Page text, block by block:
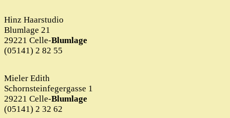
Hinz Haarstudio
Blumlage 21
29221 Celle-Blumlage
(05141) 2 82 55
Mieler Edith
Schornsteinfegergasse 1
29221 Celle-Blumlage
(05141) 2 32 62